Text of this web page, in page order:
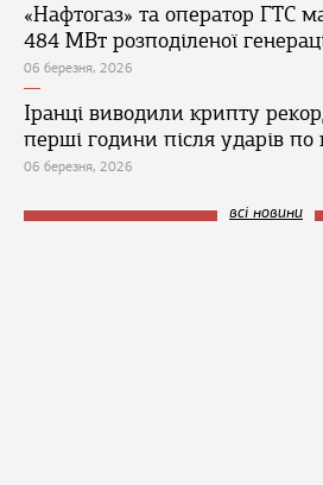
«Нафтогаз» та оператор ГТС
484 МВт розподіленої
06 березня, 2026
Іранці виводили крипту
перші години після ударів по
06 березня, 2026
всі новини